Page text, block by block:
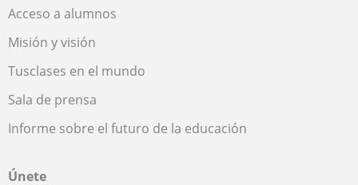
Acceso a alumnos
Misión y visión
Tusclases en el mundo
Sala de prensa
Informe sobre el futuro de la educación
Únete